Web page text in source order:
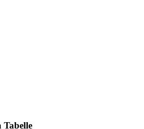
Tabelle